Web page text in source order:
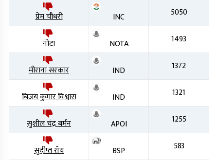
प्रेम चौधरी INC 5050
नोटा NOTA 1493
मीराना सरकार IND 1372
बिजय कुमार विश्वास IND 1321
सुशील चंद्र बर्मन APOI 1255
सुदीप्त रॉय BSP 583